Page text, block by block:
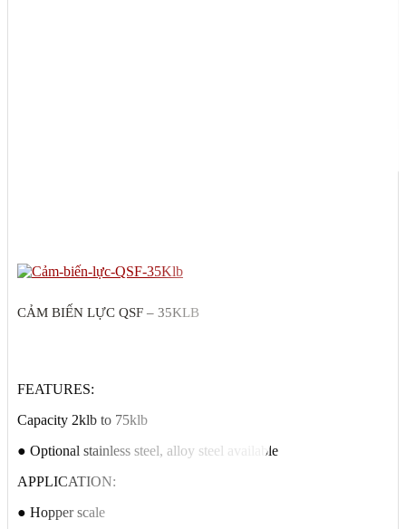
CẢM BIẾN LỰC QSF – 35KLB
FEATURES:
Capacity 2klb to 75klb
● Optional stainless steel, alloy steel available
APPLICATION:
● Hopper scale